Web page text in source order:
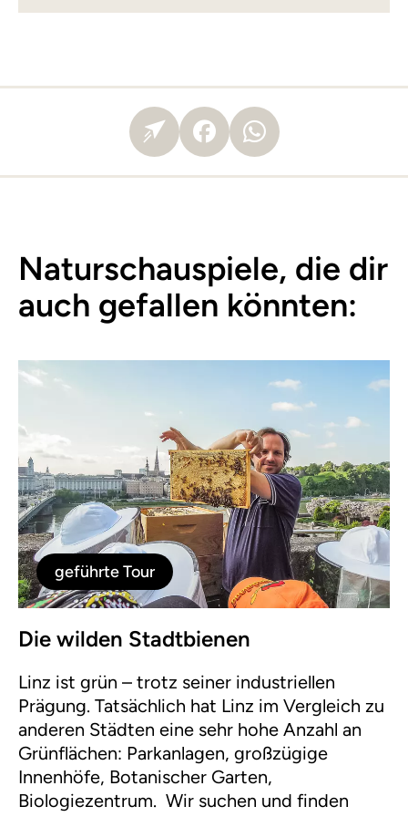
Naturschauspiele, die dir
auch gefallen könnten:
geführte Tour
Die wilden Stadtbienen
Linz ist grün – trotz seiner industriellen
Prägung. Tatsächlich hat Linz im Vergleich zu
anderen Städten eine sehr hohe Anzahl an
Grünflächen: Parkanlagen, großzügige
Innenhöfe, Botanischer Garten,
Biologiezentrum. Wir suchen und finden